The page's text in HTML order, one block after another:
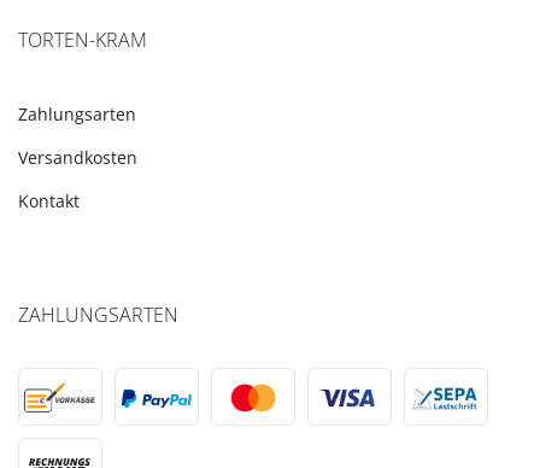
TORTEN-KRAM
Zahlungsarten
Versandkosten
Kontakt
ZAHLUNGSARTEN